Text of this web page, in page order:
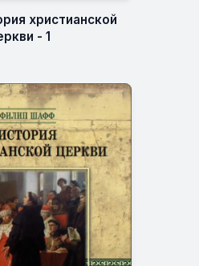
христианской
- 1